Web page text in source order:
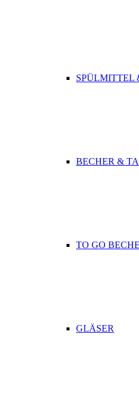
SPÜLMITTEL
BECHER &
TO GO
GLÄSER